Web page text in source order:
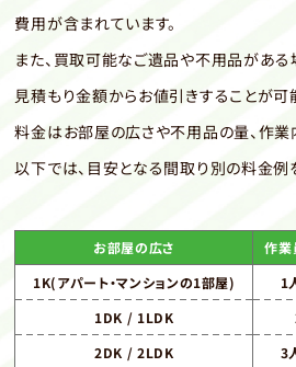
費用が含まれています。
また、買取可能なご遺品や不用品があ
見積もり金額からお値引きすることが可
料金はお部屋の広さや不用品の量、作業
以下では、目安となる間取り別の料金例
お部屋の広さ 作業
1K(アパート・マンションの1部屋)
1
1DK / 1LDK
2DK / 2LDK
3